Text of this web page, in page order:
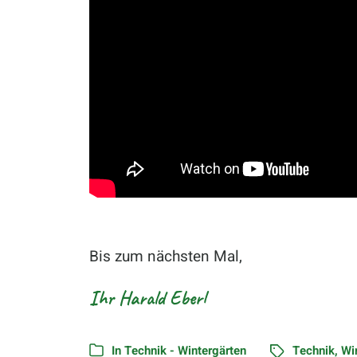
Bis zum nächsten Mal,
Ihr Harald Eberl
InTechnik - Wintergärten Technik,